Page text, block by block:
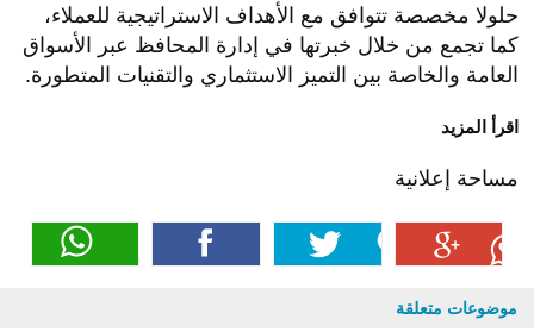
حلولا مخصصة تتوافق مع الأهداف الاستراتيجية للعملاء،
كما تجمع من خلال خبرتها في إدارة المحافظ عبر الأسواق
العامة والخاصة بين التميز الاستثماري والتقنيات المتطورة.
اقرأ المزيد
مساحة إعلانية
موضوعات متعلقة